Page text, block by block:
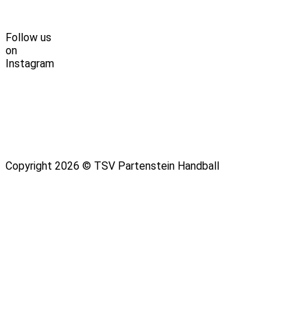
Follow us
on
Instagram
Copyright 2026 © TSV Partenstein Handball